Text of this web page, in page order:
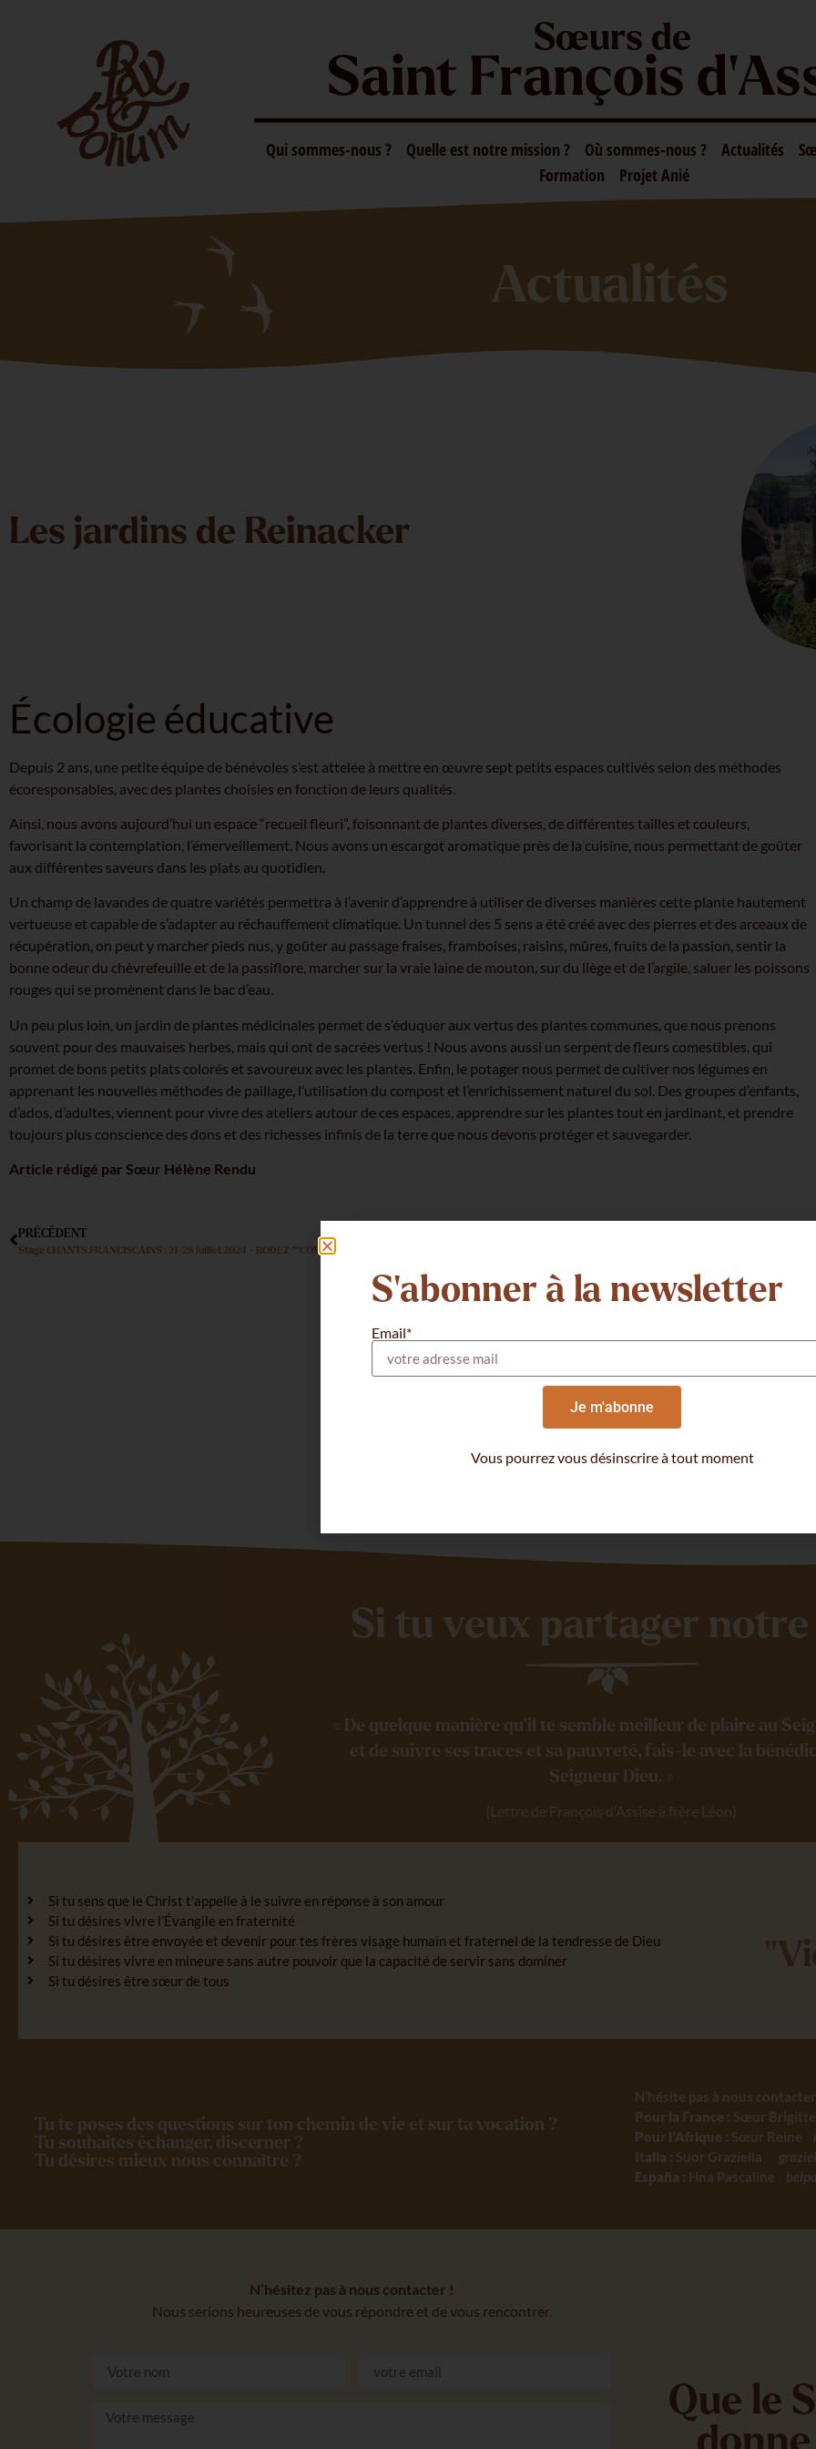
Sœurs de
Saint François
Qui sommes-nous ? Quelle est notre mission ? Où sommes-nous ? Actualités
Formation
Projet Anié
Actualités
Les jardins de Reinacker
Écologie éducative
Depuis 2 ans, une petite équipe de bénévoles s’est attelée à mettre en œuvre sept petits espaces cultivés selon des méthodes
écoresponsables, avec des plantes choisies en fonction de leurs qualités.
Ainsi, nous avons aujourd’hui un espace “recueil fleuri”, foisonnant de plantes diverses, de différentes tailles et couleurs,
favorisant la contemplation, l’émerveillement. Nous avons un escargot aromatique près de la cuisine, nous permettant de goûter
aux différentes saveurs dans les plats au quotidien.
Un champ de lavandes de quatre variétés permettra à l’avenir d’apprendre à utiliser de diverses manières cette plante hautement
vertueuse et capable de s’adapter au réchauffement climatique. Un tunnel des 5 sens a été créé avec des pierres et des arceaux de
récupération, on peut y marcher pieds nus, y goûter au passage fraises, framboises, raisins, mûres, fruits de la passion, sentir la
bonne odeur du chèvrefeuille et de la passiflore, marcher sur la vraie laine de mouton, sur du liège et de l’argile, saluer les poissons
rouges qui se promènent dans le bac d’eau.
Un peu plus loin, un jardin de plantes médicinales permet de s’éduquer aux vertus des plantes communes, que nous prenons
souvent pour des mauvaises herbes, mais qui ont de sacrées vertus ! Nous avons aussi un serpent de fleurs comestibles, qui
promet de bons petits plats colorés et savoureux avec les plantes. Enfin, le potager nous permet de cultiver nos légumes en
apprenant les nouvelles méthodes de paillage, l’utilisation du compost et l’enrichissement naturel du sol. Des groupes d’enfants,
d’ados, d’adultes, viennent pour vivre des ateliers autour de ces espaces, apprendre sur les plantes tout en jardinant, et prendre
toujours plus conscience des dons et des richesses infinis de la terre que nous devons protéger et sauvegarder.
Article rédigé par Sœur Hélène Rendu
PRÉCÉDENT
Stage CHANTS FRANCISCAINS : 21-28 juillet 2024 – RODEZ ***COMPLET***
Toutes les actualités
Si tu veux partager
« De quelque manière qu’il te semble meilleur de plaire au
et de suivre ses traces et sa pauvreté, fais-le avec la
Seigneur Dieu. »
(Lettre de François d’Assise à frère Léon)
Si tu sens que le Christ t’appelle à le suivre en réponse à son amour
Si tu désires vivre l’Évangile en fraternité
Si tu désires être envoyée et devenir pour tes frères visage humain et fraternel de la tendresse de Dieu
Si tu désires vivre en mineure sans autre pouvoir que la capacité de servir sans dominer
Si tu désires être sœur de tous
Tu te poses des questions sur ton chemin de vie et sur ta vocation ?
Tu souhaites échanger, discerner ?
Tu désires mieux nous connaître ?
N’hésite pas à nous
Pour la France : Sœur
Pour l’Afrique : Sœur Reine
Italia : Suor Graziella
España : Hna Pascaline
N’hésitez pas à nous contacter !
Nous serions heureuses de vous répondre et de vous rencontrer.
Que le
S'abonner à la newsletter
Email*
Je m'abonne
Vous pourrez vous désinscrire à tout moment